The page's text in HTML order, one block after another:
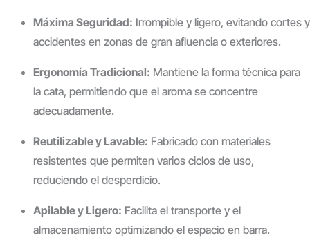
Máxima Seguridad: Irrompible y ligero, evitando cortes y
accidentes en zonas de gran afluencia o exteriores.
Ergonomía Tradicional: Mantiene la forma técnica para
la cata, permitiendo que el aroma se concentre
adecuadamente.
Reutilizable y Lavable: Fabricado con materiales
resistentes que permiten varios ciclos de uso,
reduciendo el desperdicio.
Apilable y Ligero: Facilita el transporte y el
almacenamiento optimizando el espacio en barra.